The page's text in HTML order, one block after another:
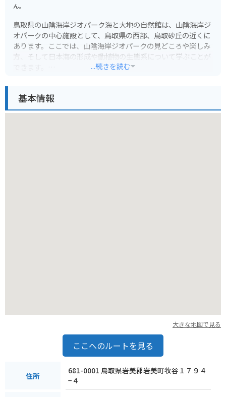
ん。
鳥取県の山陰海岸ジオパーク海と大地の自然館は、山陰海岸ジ
オパークの中心施設として、鳥取県の西部、鳥取砂丘の近くに
あります。ここでは、山陰海岸ジオパークの見どころや楽しみ
方、そして日本海の形成や動植物の生態系について学ぶことが
大人まで楽しめる工夫が凝らされています。特に、鳥取砂丘の
成り立ちを解説したコーナーや、海中を再現した水槽は必見で
...続きを読む
基本情報
大きな地図で見る
ここへのルートを見る
住所
681-0001 鳥取県岩美郡岩美町牧谷１７９４
−４